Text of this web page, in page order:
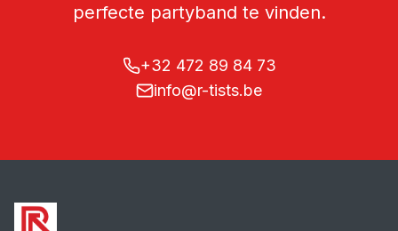
perfecte partyband te vinden.
+32 472 89 84 73
info@r-tists.be